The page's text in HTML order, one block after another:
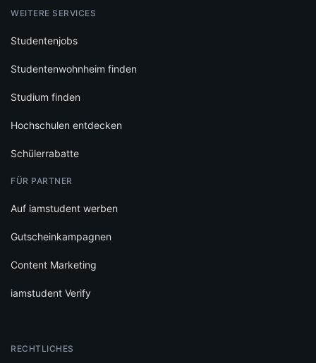
WEITERE SERVICES
Studentenjobs
Studentenwohnheim finden
Studium finden
Hochschulen entdecken
Schülerrabatte
FÜR PARTNER
Auf iamstudent werben
Gutscheinkampagnen
Content Marketing
iamstudent Verify
RECHTLICHES